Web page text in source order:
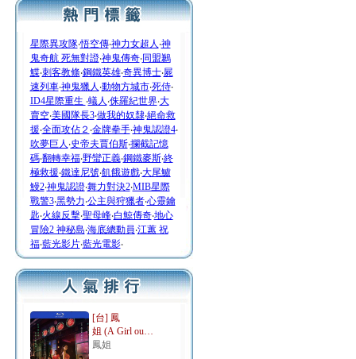
星際異攻隊‧悟空傳‧神力女超人 ‧神
鬼奇航 死無對證‧神鬼傳奇‧同盟鶼
鰈‧刺客教條‧鋼鐵英雄‧奇異博士‧屍
速列車‧神鬼獵人 ‧動物方城市‧死侍‧
ID4星際重生 ‧蟻人 ‧侏羅紀世界‧大
賣空‧美國隊長3‧做我的奴隸‧絕命救
援‧全面攻佔２ ‧金牌拳手‧神鬼認證4‧
吹夢巨人 ‧史帝夫賈伯斯‧攔截記憶
碼‧翻轉幸福‧野蠻正義‧鋼鐵麥斯‧終
極救援‧鐵達尼號‧飢餓遊戲‧大尾鱸
鰻2‧神鬼認證‧舞力對決2‧MIB星際
戰警3‧黑勢力‧公主與狩獵者‧心靈鑰
匙‧火線反擊‧聖母峰‧白鯨傳奇‧地心
冒險2 神秘島‧海底總動員‧江蕙 祝
福‧藍光影片‧藍光電影‧
[台] 鳳
姐 (A Girl ou…
鳳姐